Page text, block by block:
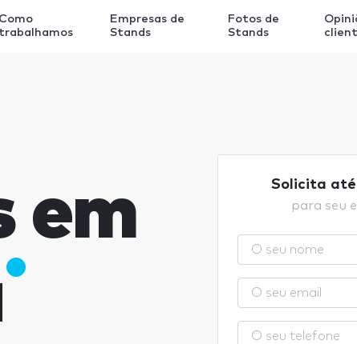
Como
trabalhamos
Empresas de
Stands
Fotos de
Stands
em
Solicita
para seu